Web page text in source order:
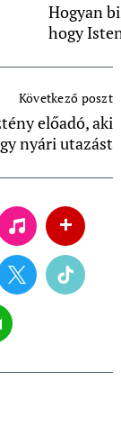
Hogyan
hogy
Következő poszt
előadó, aki
nyári utazást